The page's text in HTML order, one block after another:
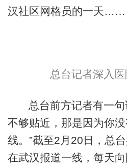
汉社区网格员的一天……
总台记者深入
总台前方记者有一
不够贴近，那是因为你
线。”截至2月20日，总
在武汉报道一线，每天